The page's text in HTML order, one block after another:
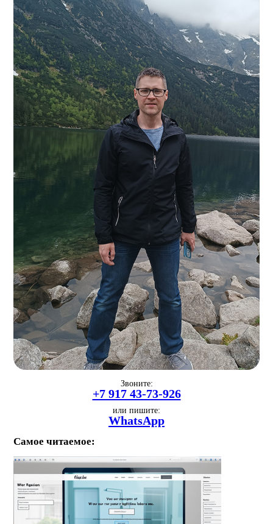
Звоните:
+7 917 43-73-926
или пишите:
WhatsApp
Самое читаемое: